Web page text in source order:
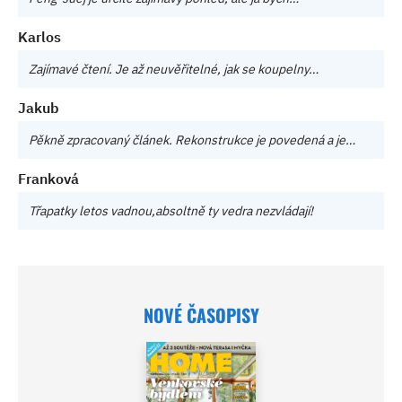
Karlos
Zajímavé čtení. Je až neuvěřitelné, jak se koupelny…
Jakub
Pěkně zpracovaný článek. Rekonstrukce je povedená a je…
Franková
Třapatky letos vadnou,absoltně ty vedra nezvládají!
NOVÉ ČASOPISY